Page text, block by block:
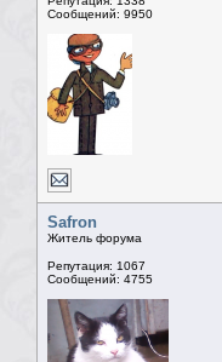
Сообщений: 9950
Safron
Житель форума
Репутация: 1067
Сообщений: 4755